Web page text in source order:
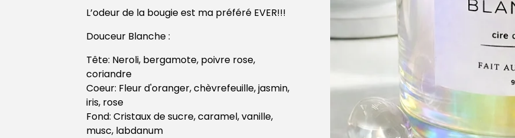
L’odeur de la bougie est ma préféré EVER!!!
Douceur Blanche :
Tête: Neroli, bergamote, poivre rose,
coriandre
Coeur: Fleur d'oranger, chèvrefeuille, jasmin,
iris, rose
Fond: Cristaux de sucre, caramel, vanille,
musc, labdanum